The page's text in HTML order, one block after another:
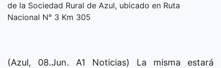
de la Sociedad Rural de Azul, ubicado en Ruta
Nacional N° 3 Km 305
(Azul, 08.Jun. A1 Noticias) La misma estará